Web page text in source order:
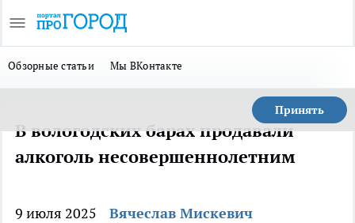
Обзорные статьи Мы ВКонтакте
Принять
В вологодских барах продавали
алкоголь несовершеннолетним
9 июля 2025 Вячеслав Мискевич